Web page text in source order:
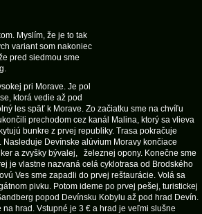
Myslím, že je to tak
variant som nakoniec
pred siedmou sme
pri Morave. Je pol
ktorá vedie až pod
les späť k Morave. Zo začiatku sme na chvíľu
prechodom cez kanál Malina, ktorý sa vlieva
bunkre z prvej republiky. Trasa pokračuje
Devínske alúvium Moravy končiace
a zvyšky bývalej, železnej opony. Konečne sme
je vlastne nazvaná celá cyklotrasa od Brodského
Ves sme zapadli do prvej reštaurácie. Volá sa
pivku. Potom ideme po prvej pešej, turistickej
popod Devínsku Kobylu až pod hrad Devín.
hrad. Vstupné je 3 € a hrad je veľmi slušne